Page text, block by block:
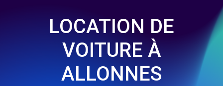
LOCATION DE
VOITURE À
ALLONNES